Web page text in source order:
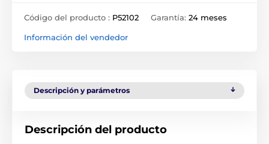
Código del producto : P52102 Garantía: 24 meses
Información del vendedor
Descripción y parámetros
Descripción del producto